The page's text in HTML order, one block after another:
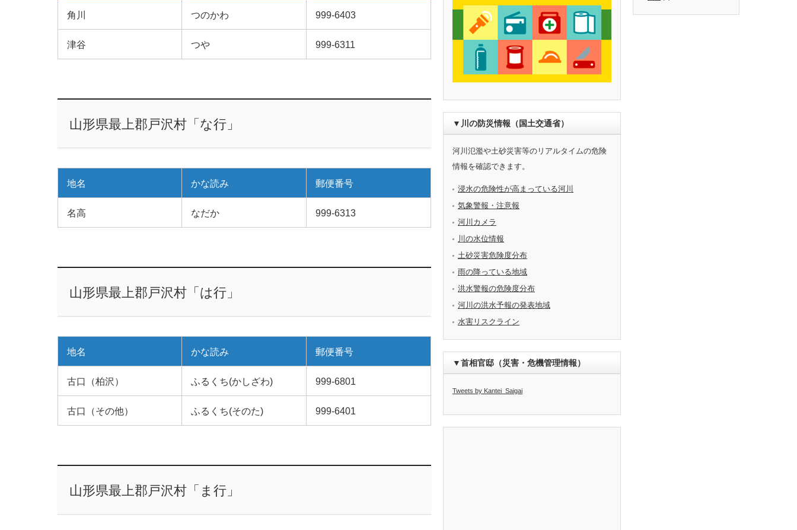
角川 つのかわ 999-6403
津谷 つや 999-6311
山形県最上郡戸沢村「な行」
地名 かな読み 郵便番号
名高 なだか 999-6313
山形県最上郡戸沢村「は行」
地名 かな読み 郵便番号
古口（柏沢） ふるくち(かしざわ) 999-6801
古口（その他） ふるくち(そのた) 999-6401
山形県最上郡戸沢村「ま行」
▼川の防災情報（国土交通省）
河川氾濫や土砂災害等のリアルタイムの危険
情報を確認できます。
浸水の危険性が高まっている河川
気象警報・注意報
河川カメラ
川の水位情報
土砂災害危険度分布
雨の降っている地域
洪水警報の危険度分布
河川の洪水予報の発表地域
水害リスクライン
▼首相官邸（災害・危機管理情報）
Tweets by Kantei_Saigai